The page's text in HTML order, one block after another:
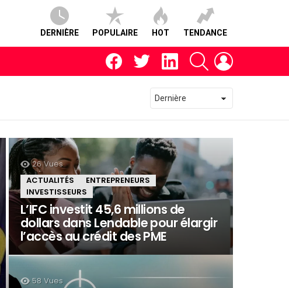
DERNIÈRE POPULAIRE HOT TENDANCE
facebooktwitter linkedin RECHERCHE
26 Vues
ACTUALITÉS
ENTREPRENEURS
INVESTISSEURS
L’IFC investit 45,6 millions de
dollars dans Lendable pour élargir
l’accès au crédit des PME
58 Vues